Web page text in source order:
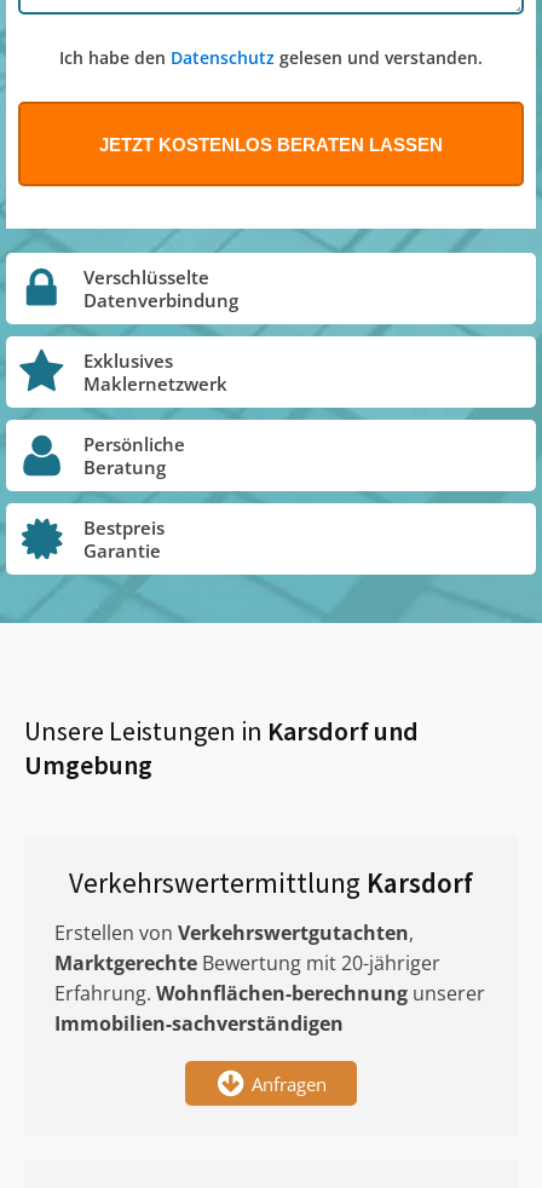
Ich habe den Datenschutz gelesen und verstanden.
Verschlüsselte
Datenverbindung
Exklusives
Maklernetzwerk
Persönliche
Beratung
Bestpreis
Garantie
Unsere Leistungen in Karsdorfund
Umgebung
Verkehrswertermittlung Karsdorf
Erstellen von Verkehrswertgutachten,
Marktgerechte Bewertung mit 20-jähriger
Erfahrung. Wohnflächen-berechnung unserer
Immobilien-sachverständigen
Anfragen